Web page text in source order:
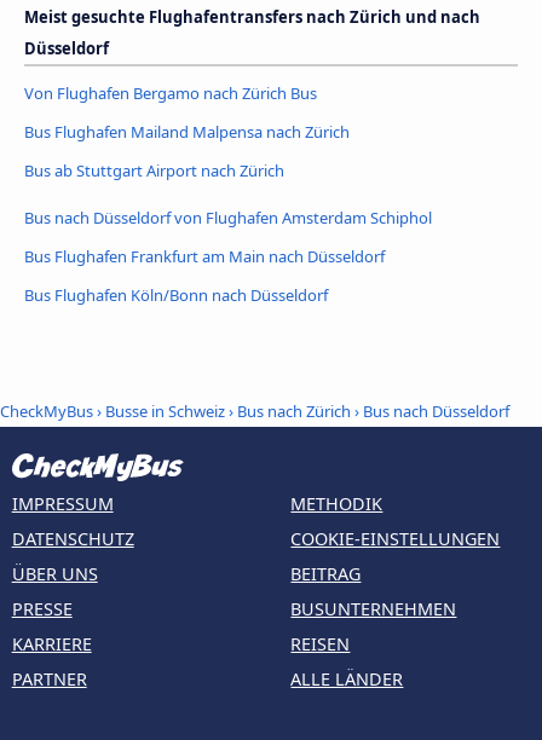
Meist gesuchte Flughafentransfers nach Zürich und nach
Düsseldorf
Von Flughafen Bergamo nach Zürich Bus
Bus Flughafen Mailand Malpensa nach Zürich
Bus ab Stuttgart Airport nach Zürich
Bus nach Düsseldorf von Flughafen Amsterdam Schiphol
Bus Flughafen Frankfurt am Main nach Düsseldorf
Bus Flughafen Köln/Bonn nach Düsseldorf
CheckMyBus› Busse in Schweiz› Bus nach Zürich › Bus nach Düsseldorf
IMPRESSUM
DATENSCHUTZ
ÜBER UNS
PRESSE
KARRIERE
PARTNER
METHODIK
COOKIE-EINSTELLUNGEN
BEITRAG
BUSUNTERNEHMEN
REISEN
ALLE LÄNDER